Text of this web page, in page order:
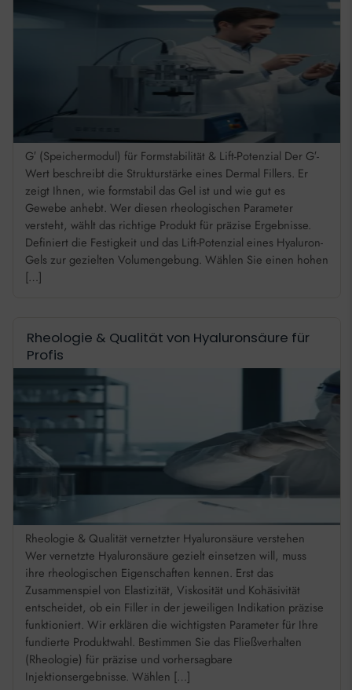
G′ (Speichermodul) für Formstabilität & Lift-Potenzial Der G′-
Wert beschreibt die Strukturstärke eines Dermal Fillers. Er
zeigt Ihnen, wie formstabil das Gel ist und wie gut es
Gewebe anhebt. Wer diesen rheologischen Parameter
versteht, wählt das richtige Produkt für präzise Ergebnisse.
Definiert die Festigkeit und das Lift-Potenzial eines Hyaluron-
Gels zur gezielten Volumengebung. Wählen Sie einen hohen
[…]
Rheologie & Qualität von Hyaluronsäure für
Profis
Rheologie & Qualität vernetzter Hyaluronsäure verstehen
Wer vernetzte Hyaluronsäure gezielt einsetzen will, muss
ihre rheologischen Eigenschaften kennen. Erst das
Zusammenspiel von Elastizität, Viskosität und Kohäsivität
entscheidet, ob ein Filler in der jeweiligen Indikation präzise
funktioniert. Wir erklären die wichtigsten Parameter für Ihre
fundierte Produktwahl. Bestimmen Sie das Fließverhalten
(Rheologie) für präzise und vorhersagbare
Injektionsergebnisse. Wählen […]